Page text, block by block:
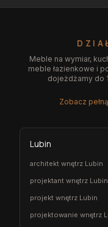
Meble na wymiar,
meble łazienkowe i
dojeżdżamy do
Zobacz
Lubin
architekt wnętrz Lubin
projektant wnętrz Lubin
projekt wnętrz Lubin
projektowanie wnętrz